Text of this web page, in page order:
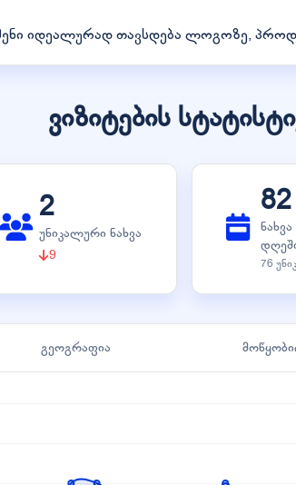
იდეალურად თავსდება ლოგოზე,
ვიზიტების
2
უნიკალური ნახვა
9
82
76
გეოგრაფია